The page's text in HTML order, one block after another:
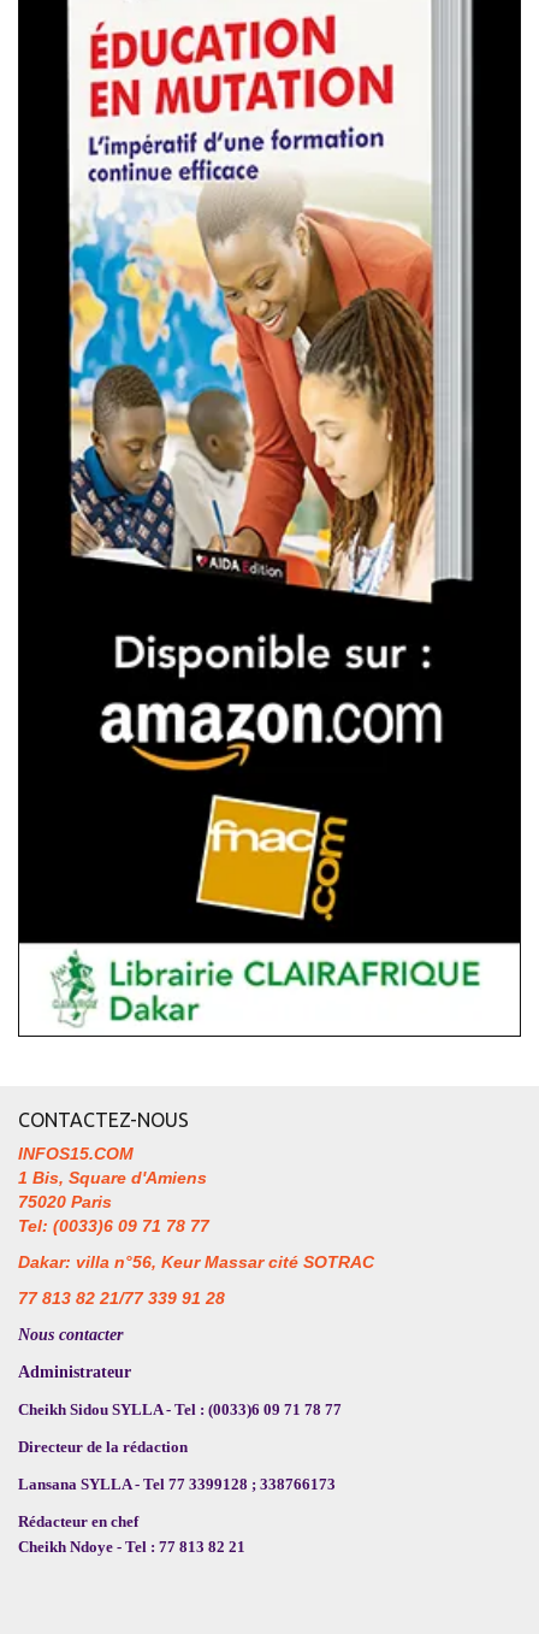
CONTACTEZ-NOUS
INFOS15.COM
1 Bis, Square d'Amiens
75020 Paris
Tel: (0033)6 09 71 78 77
Dakar: villa n°56, Keur Massar cité SOTRAC
77 813 82 21/77 339 91 28
Nous contacter
Administrateur
Cheikh Sidou SYLLA - Tel : (0033)6 09 71 78 77
Directeur de la rédaction
Lansana SYLLA - Tel 77 3399128 ; 338766173
Rédacteur en chef
Cheikh Ndoye - Tel : 77 813 82 21